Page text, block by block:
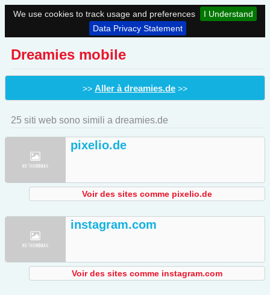
We use cookies to track usage and preferences
I Understand
Data Privacy Statement
Dreamies mobile
>> Aller à dreamies.de >>
25 siti web sono simili a dreamies.de
pixelio.de
Voir des sites comme pixelio.de
instagram.com
Voir des sites comme instagram.com